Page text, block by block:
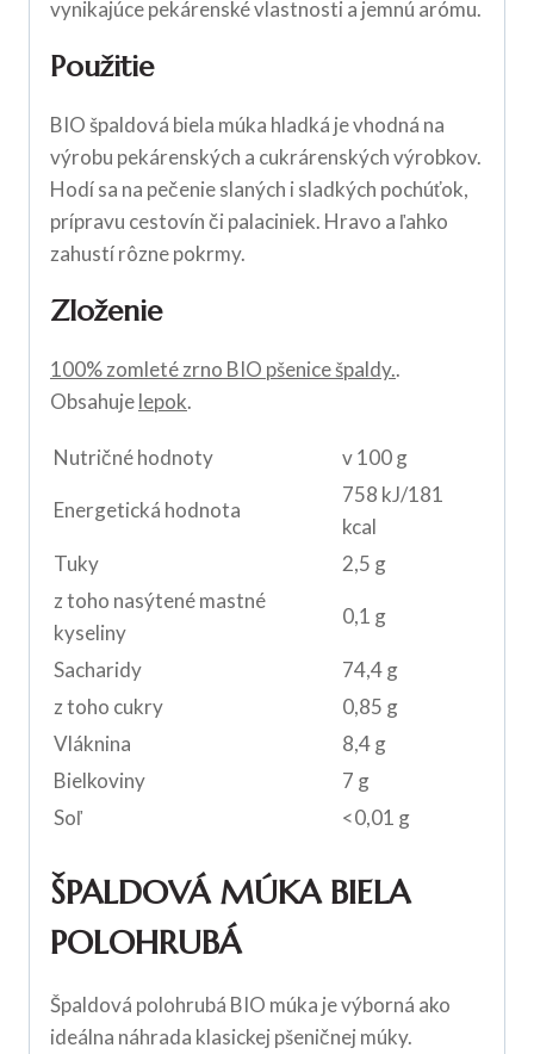
vynikajúce pekárenské vlastnosti a jemnú arómu.
Použitie
BIO špaldová biela múka hladká je vhodná na
výrobu pekárenských a cukrárenských výrobkov.
Hodí sa na pečenie slaných i sladkých pochúťok,
prípravu cestovín či palaciniek. Hravo a ľahko
zahustí rôzne pokrmy.
Zloženie
100% zomleté zrno BIO pšenice špaldy..
Obsahujelepok.
Nutričné hodnoty v 100 g
Energetická hodnota
758 kJ/181
kcal
Tuky
2,5 g
z toho nasýtené mastné
kyseliny
0,1 g
Sacharidy
74,4 g
z toho cukry
0,85 g
Vláknina
8,4 g
Bielkoviny
7 g
Soľ
<0,01 g
ŠPALDOVÁ MÚKA BIELA
POLOHRUBÁ
Špaldová polohrubá BIO múka je výborná ako
ideálna náhrada klasickej pšeničnej múky.